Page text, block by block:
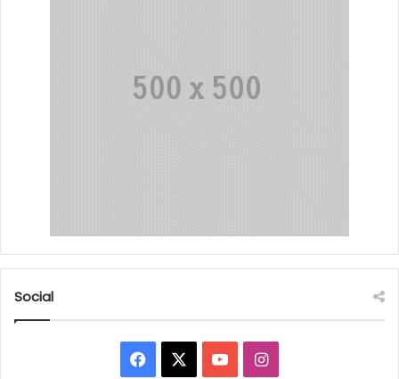
Social
Facebook YouTubeInstagram